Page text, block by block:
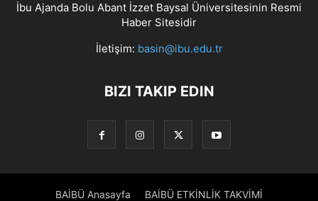
İbu Ajanda Bolu Abant İzzet Baysal Üniversitesinin Resmi
Haber Sitesidir
İletişim: basin@ibu.edu.tr
BIZI TAKIP EDIN
BAİBÜ Anasayfa BAİBÜ ETKİNLİK TAKVİMİ